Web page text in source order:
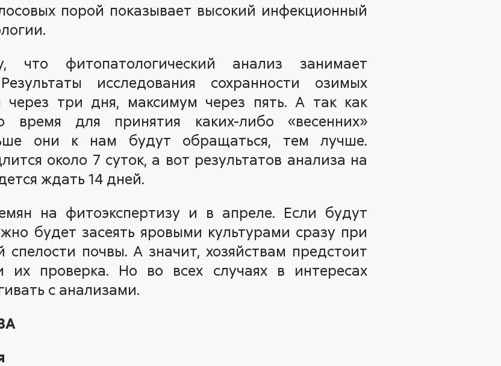
порой показывает высокий инфекционный
фитопатологический анализ занимает
исследования сохранности озимых
через три дня, максимум через пять. А так как
время для принятия каких-либо «весенних»
они к нам будут обращаться, тем лучше.
около 7 суток, а вот результатов анализа на
ждать 14 дней.
на фитоэкспертизу и в апреле. Если будут
будет засеять яровыми культурами сразу при
спелости почвы. А значит, хозяйствам предстоит
их проверка. Но во всех случаях в интересах
с анализами.